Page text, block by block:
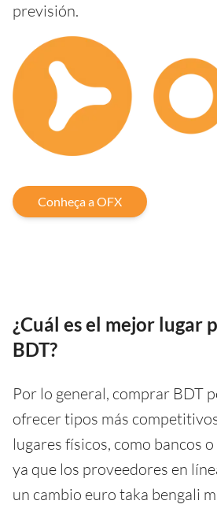
previsión.
Conheça a OFX
¿Cuál es el mejor lugar
BDT?
Por lo general, comprar BDT
ofrecer tipos más
lugares físicos, como bancos
ya que los proveedores en
un cambio euro taka bengali